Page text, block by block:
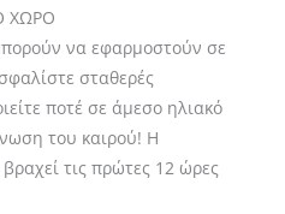
ΧΩΡΟ
να εφαρμοστούν σε
σταθερές
ποτέ σε άμεσο ηλιακό
του καιρού! Η
τις πρώτες 12 ώρες